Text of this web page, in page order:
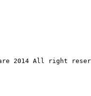
2014 All right